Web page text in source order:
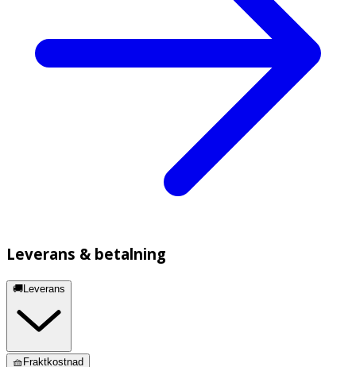
Leverans & betalning
🚚Leverans
🧺Fraktkostnad